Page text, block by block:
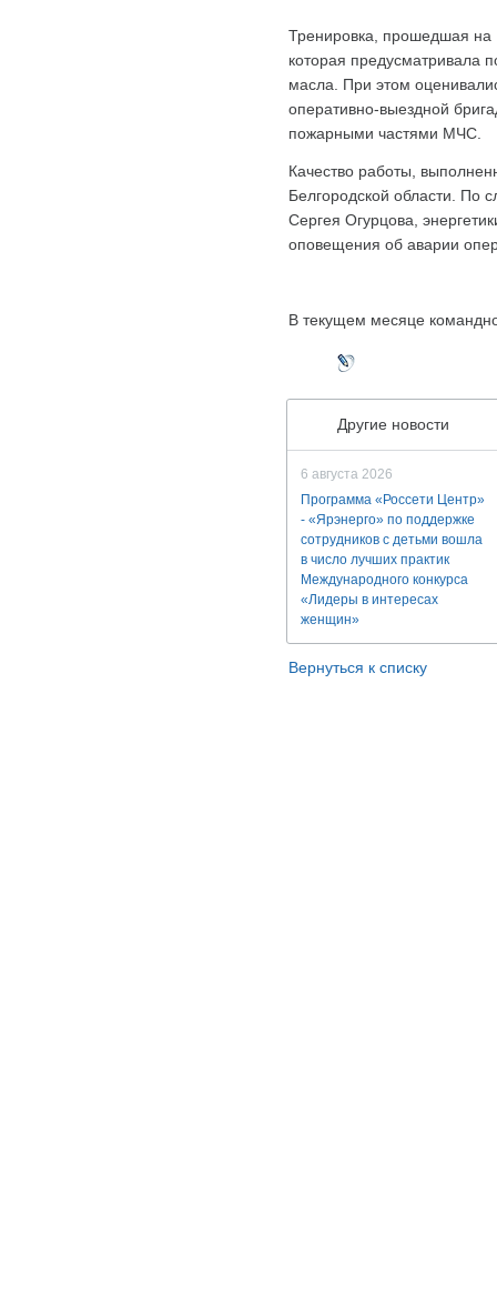
Тренировка, прошедшая на
которая предусматривала
масла. При этом
оперативно-выездной
пожарными частями МЧС.
Качество работы,
Белгородской области. По
Сергея Огурцова,
оповещения об аварии
В текущем месяце
Другие новости
6 августа 2026
Программа «Россети Центр»
- «Ярэнерго» по поддержке
сотрудников с детьми вошла
в число лучших практик
Международного конкурса
«Лидеры в интересах
женщин»
Вернуться к списку